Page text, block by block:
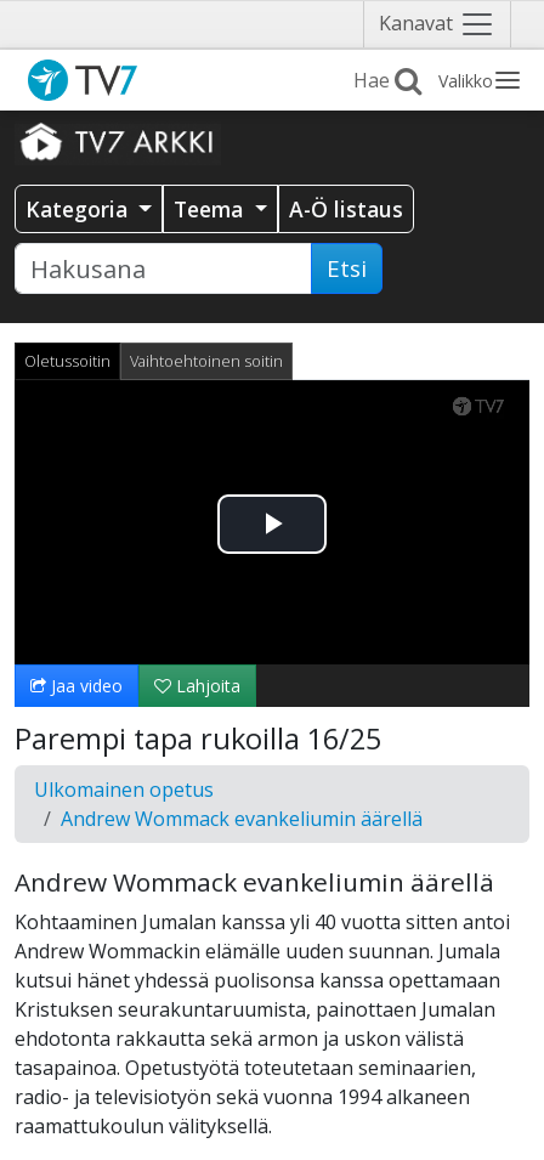
Kanavat Näytä
valikko
Valikko
Kategoria Teema A-Ö listaus
Etsi
Oletussoitin Vaihtoehtoinen soitin
Toista
Jaa video Lahjoita
Parempi tapa rukoilla 16/25
Ulkomainen opetus
Andrew Wommack evankeliumin äärellä
Andrew Wommack evankeliumin äärellä
Kohtaaminen Jumalan kanssa yli 40 vuotta sitten antoi
Andrew Wommackin elämälle uuden suunnan. Jumala
kutsui hänet yhdessä puolisonsa kanssa opettamaan
Kristuksen seurakuntaruumista, painottaen Jumalan
ehdotonta rakkautta sekä armon ja uskon välistä
tasapainoa. Opetustyötä toteutetaan seminaarien,
radio- ja televisiotyön sekä vuonna 1994 alkaneen
raamattukoulun välityksellä.